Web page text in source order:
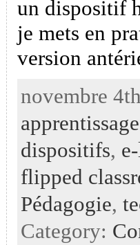
un dispositif
je mets en
version
novembre
apprentissage
dispositifs,
flipped
Pédagogie,
Category: